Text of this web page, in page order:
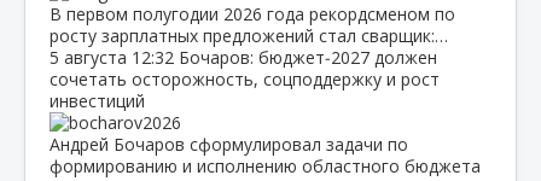
В первом полугодии 2026 года рекордсменом по
росту зарплатных предложений стал сварщик:…
5 августа 12:32 Бочаров: бюджет‑2027 должен
сочетать осторожность, соцподдержку и рост
инвестиций
Андрей Бочаров сформулировал задачи по
формированию и исполнению областного бюджета